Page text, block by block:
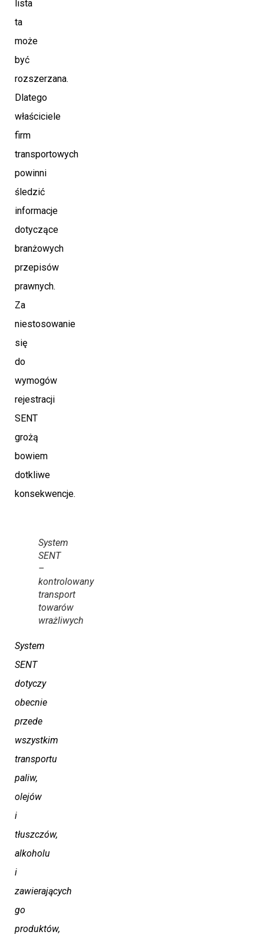
lista
ta
może
być
rozszerzana.
Dlatego
właściciele
firm
transportowych
powinni
śledzić
informacje
dotyczące
branżowych
przepisów
prawnych.
Za
niestosowanie
się
do
wymogów
rejestracji
SENT
grożą
bowiem
dotkliwe
konsekwencje.
System
SENT
–
kontrolowany
transport
towarów
wrażliwych
System
SENT
dotyczy
obecnie
przede
wszystkim
transportu
paliw,
olejów
i
tłuszczów,
alkoholu
i
zawierających
go
produktów,